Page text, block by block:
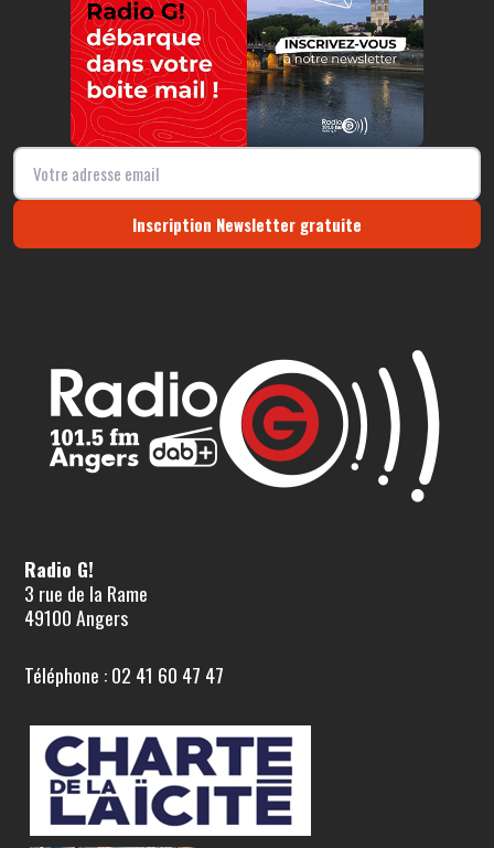
Inscription Newsletter gratuite
Radio G!
3 rue de la Rame
49100 Angers
Téléphone : 02 41 60 47 47